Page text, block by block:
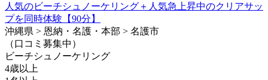
人気のビーチシュノーケリング＋人気急上昇中のクリアサッ
プを同時体験【90分】
沖縄県 > 恩納・名護・本部 > 名護市
（口コミ募集中）
ビーチシュノーケリング
4歳以上